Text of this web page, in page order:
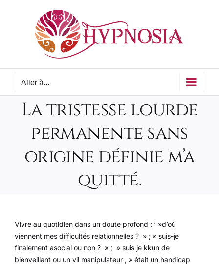
Aller à...
La tristesse lourde
permanente sans
origine définie m’a
quitté.
Vivre au quotidien dans un doute profond : ‘ »d’où
viennent mes difficultés relationnelles ? » ; « suis-je
finalement asocial ou non ? » ; » suis je kkun de
bienveillant ou un vil manipulateur , » était un handicap